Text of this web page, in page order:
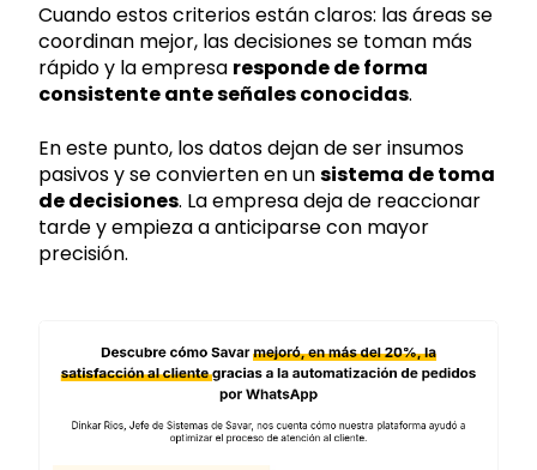
Cuando estos criterios están claros: las áreas se
coordinan mejor, las decisiones se toman más
rápido y la empresa responde de forma
consistente ante señales conocidas.
En este punto, los datos dejan de ser insumos
pasivos y se convierten en unsistema de toma
de decisiones. La empresa deja de reaccionar
tarde y empieza a anticiparse con mayor
precisión.